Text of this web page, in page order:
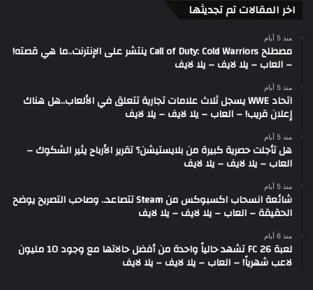
اخر المقالات تم تجديثها
منذ 5 أيام
مصطلح Call of Duty: Cold Warriors ينتشر على الإنترنت..ما هي قصته!
– العاب – يلا لايف – يلا لايف
منذ 5 أيام
اتحاد WWE يسجل ثلاث علامات تجارية تتعلق في الألعاب..هل هناك
إعلان قريب! – العاب – يلا لايف – يلا لايف
منذ 5 أيام
هل تأجلت حصرية كبيرة من بلايستيشن؟ تقرير الأرباح يثير الشكوك –
العاب – يلا لايف – يلا لايف
منذ 5 أيام
شائعة انسحاب اكسبوكس من Steam تتصاعد.. وصاحب التصريح يوضح
الحقيقة – العاب – يلا لايف – يلا لايف
منذ 6 أيام
لعبة FC 26 تشهد حالياً واحدة من أفضل حالاتها مع وجود 10 مليون
لاعب شهرياً! – العاب – يلا لايف – يلا لايف